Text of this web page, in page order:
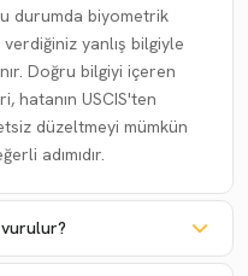
durumda biyometrik
yanlış bilgiyle
Doğru bilgiyi içeren
hatanın USCIS'ten
düzeltmeyi mümkün
adımıdır.